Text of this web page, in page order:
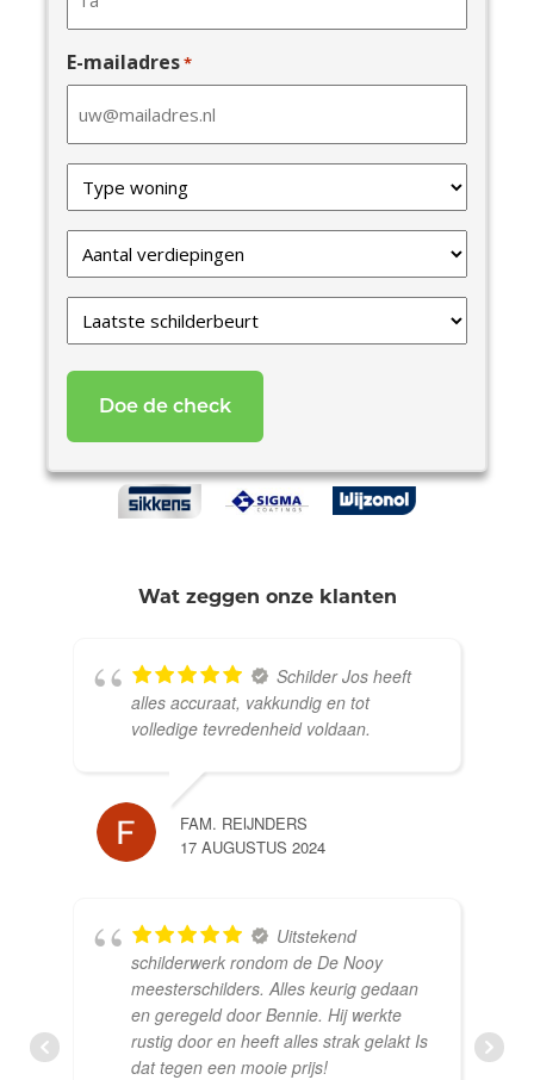
E-mailadres*
van
uw
woning
*
Verdiepingen
schilderbeurt
Wat zeggen onze klanten
Schilder Jos heeft
alles accuraat, vakkundig en tot
volledige tevredenheid voldaan.
FAM. REIJNDERS
17 AUGUSTUS 2024
Uitstekend
schilderwerk rondom de De Nooy
meesterschilders. Alles keurig gedaan
en geregeld door Bennie. Hij werkte
rustig door en heeft alles strak gelakt Is
dat tegen een mooie prijs!